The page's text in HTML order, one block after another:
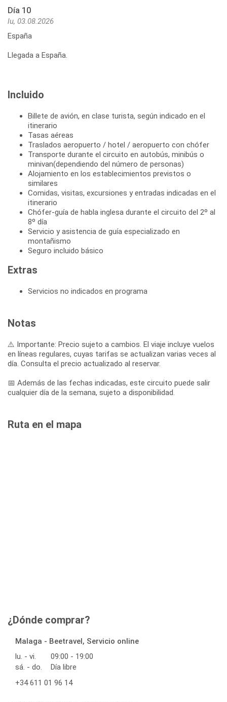
Día 10
lu, 03.08.2026
España
Llegada a España.
Incluido
Billete de avión, en clase turista, según indicado en el
itinerario
Tasas aéreas
Traslados aeropuerto / hotel / aeropuerto con chófer
Transporte durante el circuito en autobús, minibús o
minivan(dependiendo del número de personas)
Alojamiento en los establecimientos previstos o
similares
Comidas, visitas, excursiones y entradas indicadas en el
itinerario
Chófer-guía de habla inglesa durante el circuito del 2º al
8º día
Servicio y asistencia de guía especializado en
montañismo
Seguro incluido básico
Extras
Servicios no indicados en programa
Notas
⚠️ Importante: Precio sujeto a cambios. El viaje incluye vuelos
en líneas regulares, cuyas tarifas se actualizan varias veces al
día. Consulta el precio actualizado al reservar.
📅 Además de las fechas indicadas, este circuito puede salir
cualquier día de la semana, sujeto a disponibilidad.
Ruta en el mapa
¿Dónde comprar?
Malaga - Beetravel, Servicio online
lu. - vi.
09:00 - 19:00
sá. - do.
Día libre
+34 611 01 96 14